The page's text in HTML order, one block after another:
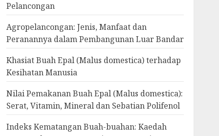
Pelancongan
Agropelancongan: Jenis, Manfaat dan
Peranannya dalam Pembangunan Luar Bandar
Khasiat Buah Epal (Malus domestica) terhadap
Kesihatan Manusia
Nilai Pemakanan Buah Epal (Malus domestica):
Serat, Vitamin, Mineral dan Sebatian Polifenol
Indeks Kematangan Buah-buahan: Kaedah